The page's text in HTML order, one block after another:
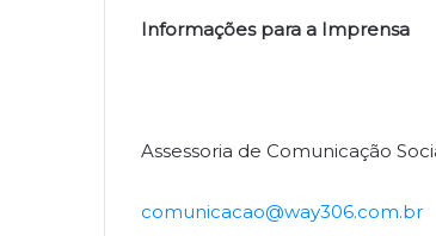
Informações para a
Assessoria de Comunicação
comunicacao@way306.com.br